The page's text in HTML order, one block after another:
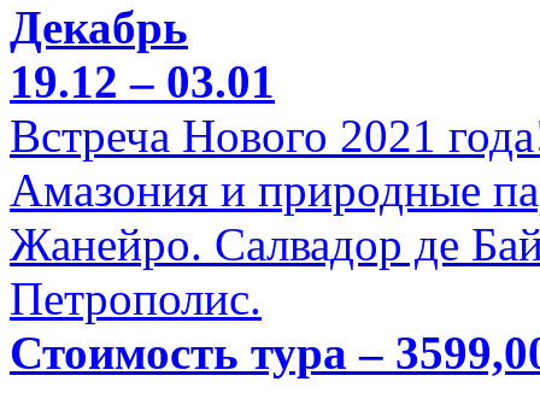
Декабрь
19.12 – 03.01
Встреча Нового 2021
Амазония и природные
Жанейро. Салвадор де
Петрополис.
Стоимость тура –